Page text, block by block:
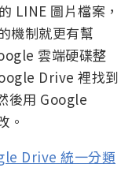
LINE 圖片檔案，
機制就更有幫
雲端硬碟整
Drive 裡找到
後用 Google
。
Drive 統一分類